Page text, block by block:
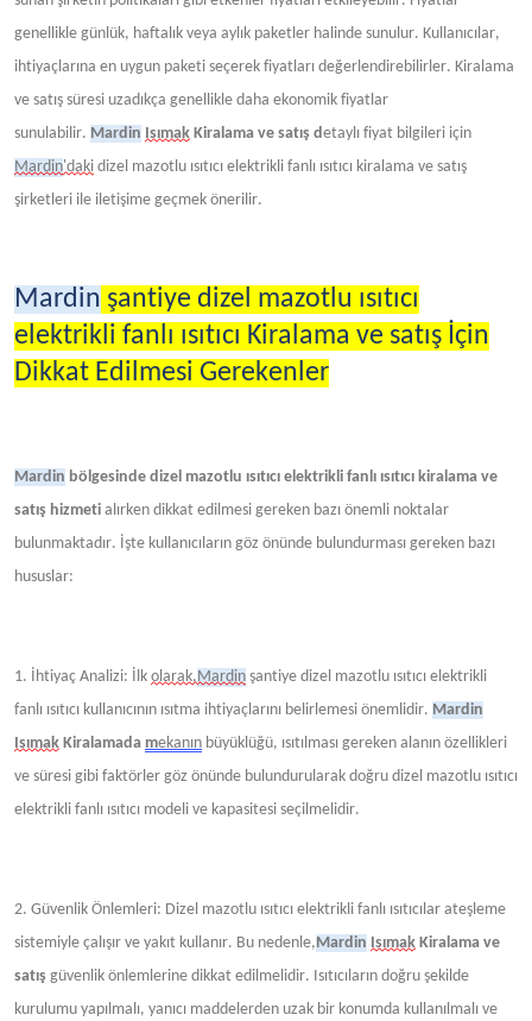
genellikle günlük, haftalık veya aylık paketler halinde sunulur. Kullanıcılar,
ihtiyaçlarına en uygun paketi seçerek fiyatları değerlendirebilirler. Kiralama
ve satış süresi uzadıkça genellikle daha ekonomik fiyatlar
sunulabilir. Mardin Isımak Kiralama ve satış detaylı fiyat bilgileri için
Mardin'daki dizel mazotlu ısıtıcı elektrikli fanlı ısıtıcı kiralama ve satış
şirketleri ile iletişime geçmek önerilir.
Mardin şantiye dizel mazotlu ısıtıcı
elektrikli fanlı ısıtıcı Kiralama ve satış İçin
Dikkat Edilmesi Gerekenler
Mardin bölgesinde dizel mazotlu ısıtıcı elektrikli fanlı ısıtıcı kiralama ve
satış hizmeti alırken dikkat edilmesi gereken bazı önemli noktalar
bulunmaktadır. İşte kullanıcıların göz önünde bulundurması gereken bazı
hususlar:
1. İhtiyaç Analizi: İlk olarak,Mardin şantiye dizel mazotlu ısıtıcı elektrikli
fanlı ısıtıcı kullanıcının ısıtma ihtiyaçlarını belirlemesi önemlidir. Mardin
Isımak Kiralamada mekanın büyüklüğü, ısıtılması gereken alanın özellikleri
ve süresi gibi faktörler göz önünde bulundurularak doğru dizel mazotlu ısıtıcı
elektrikli fanlı ısıtıcı modeli ve kapasitesi seçilmelidir.
2. Güvenlik Önlemleri: Dizel mazotlu ısıtıcı elektrikli fanlı ısıtıcılar ateşleme
sistemiyle çalışır ve yakıt kullanır. Bu nedenle,Mardin Isımak Kiralama ve
satış güvenlik önlemlerine dikkat edilmelidir. Isıtıcıların doğru şekilde
kurulumu yapılmalı, yanıcı maddelerden uzak bir konumda kullanılmalı ve